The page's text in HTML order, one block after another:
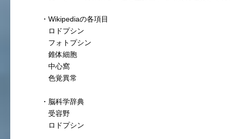
・Wikipediaの各項目
ロドプシン
フォトプシン
錐体細胞
中心窩
色覚異常
・脳科学辞典
受容野
ロドプシン